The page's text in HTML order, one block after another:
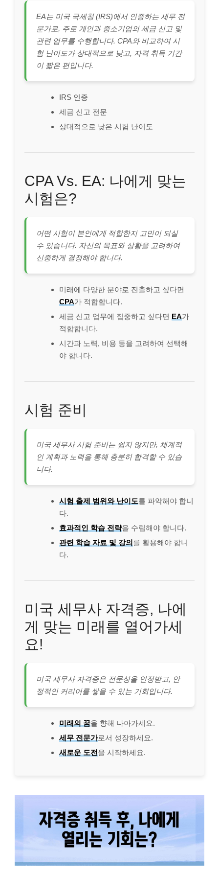
EA는 미국 국세청 (IRS)에서 인증하는 세무 전
문가로, 주로 개인과 중소기업의 세금 신고 및
관련 업무를 수행합니다. CPA와 비교하여 시
험 난이도가 상대적으로 낮고, 자격 취득 기간
이 짧은 편입니다.
IRS 인증
세금 신고 전문
상대적으로 낮은 시험 난이도
CPA Vs. EA: 나에게 맞는
시험은?
어떤 시험이 본인에게 적합한지 고민이 되실
수 있습니다. 자신의 목표와 상황을 고려하여
신중하게 결정해야 합니다.
미래에 다양한 분야로 진출하고 싶다면
CPA가 적합합니다.
세금 신고 업무에 집중하고 싶다면 EA가
적합합니다.
시간과 노력, 비용 등을 고려하여 선택해
야 합니다.
시험 준비
미국 세무사 시험 준비는 쉽지 않지만, 체계적
인 계획과 노력을 통해 충분히 합격할 수 있습
니다.
시험 출제 범위와 난이도를 파악해야 합니
다.
효과적인 학습 전략을 수립해야 합니다.
관련 학습 자료 및 강의를 활용해야 합니
다.
미국 세무사 자격증, 나에
게 맞는 미래를 열어가세
요!
미국 세무사 자격증은 전문성을 인정받고, 안
정적인 커리어를 쌓을 수 있는 기회입니다.
미래의 꿈을 향해 나아가세요.
세무 전문가로서 성장하세요.
새로운 도전을 시작하세요.